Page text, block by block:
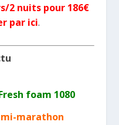
2 nuits pour 186€
par ici.
foam 1080
marathon